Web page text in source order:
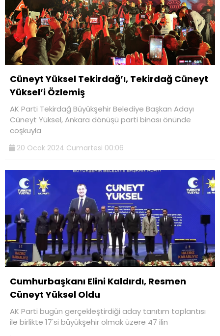
Cüneyt Yüksel Tekirdağ’ı, Tekirdağ Cüneyt
Yüksel’i Özlemiş
AK Parti Tekirdağ Büyükşehir Belediye Başkan Adayı
Cüneyt Yüksel, Ankara dönüşü parti binası önünde
coşkuyla
20 Ocak 2024 Cumartesi 00:06
Cumhurbaşkanı Elini Kaldırdı, Resmen
Cüneyt Yüksel Oldu
AK Parti bugün gerçekleştirdiği aday tanıtım toplantısı
ile birlikte 17'si büyükşehir olmak üzere 47 ilin